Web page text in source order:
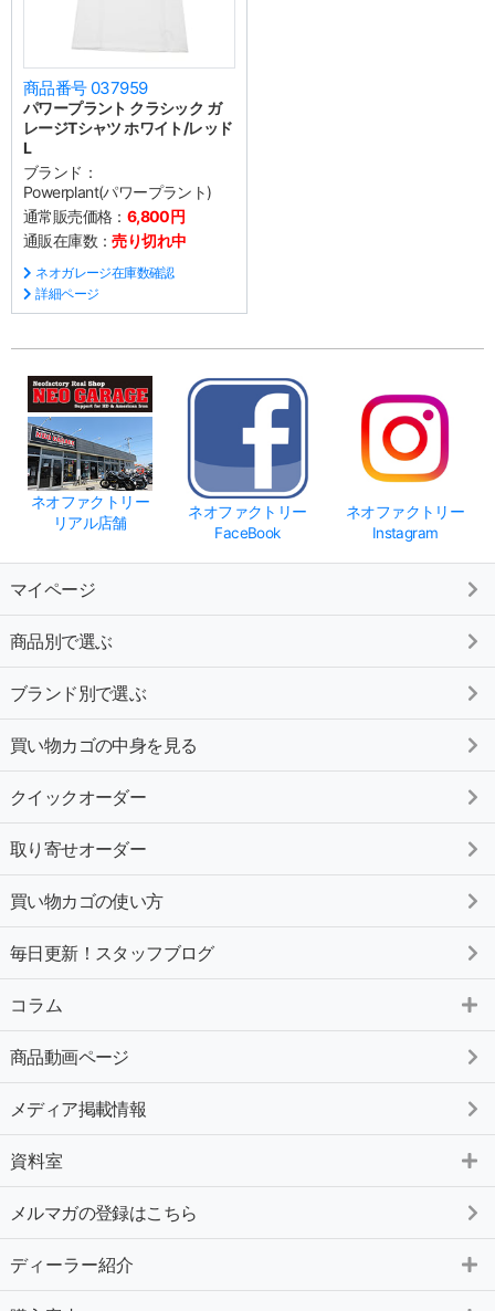
商品番号 037959
パワープラント クラシック ガ
レージTシャツ ホワイト/レッド
L
ブランド：
Powerplant(パワープラント)
通常販売価格： 6,800円
通販在庫数：売り切れ中
ネオガレージ在庫数確認
詳細ページ
ネオファクトリー
リアル店舗
ネオファクトリー
FaceBook
ネオファクトリー
Instagram
マイページ
商品別で選ぶ
ブランド別で選ぶ
買い物カゴの中身を見る
クイックオーダー
取り寄せオーダー
買い物カゴの使い方
毎日更新！スタッフブログ
コラム
商品動画ページ
メディア掲載情報
資料室
メルマガの登録はこちら
ディーラー紹介